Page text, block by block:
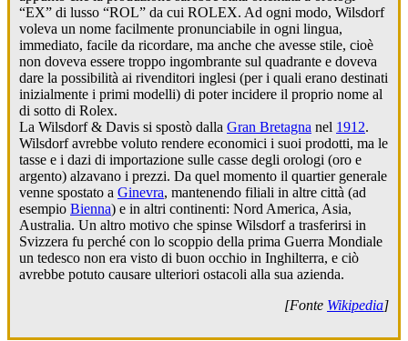
“EX” di lusso “ROL” da cui ROLEX. Ad ogni modo, Wilsdorf
voleva un nome facilmente pronunciabile in ogni lingua,
immediato, facile da ricordare, ma anche che avesse stile, cioè
non doveva essere troppo ingombrante sul quadrante e doveva
dare la possibilità ai rivenditori inglesi (per i quali erano destinati
inizialmente i primi modelli) di poter incidere il proprio nome al
di sotto di Rolex.
La Wilsdorf & Davis si spostò dalla Gran Bretagna nel 1912.
Wilsdorf avrebbe voluto rendere economici i suoi prodotti, ma le
tasse e i dazi di importazione sulle casse degli orologi (oro e
argento) alzavano i prezzi. Da quel momento il quartier generale
venne spostato a Ginevra, mantenendo filiali in altre città (ad
esempio Bienna) e in altri continenti: Nord America, Asia,
Australia. Un altro motivo che spinse Wilsdorf a trasferirsi in
Svizzera fu perché con lo scoppio della prima Guerra Mondiale
un tedesco non era visto di buon occhio in Inghilterra, e ciò
avrebbe potuto causare ulteriori ostacoli alla sua azienda.
[Fonte Wikipedia]